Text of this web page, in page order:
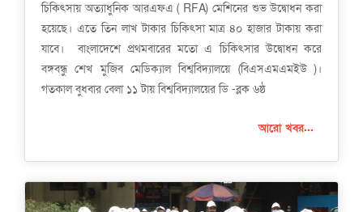
চিকিৎসায় অত্যাধুনিক আরএফএ ( RFA) মেশিনের শুভ উদ্বোধন করা
হয়েছে। এতে তিন লাখ টাকার চিকিৎসা মাত্র ৪০ হাজার টাকায় করা
যাবে। বাংলাদেশে প্রথমবারের মতো এ চিকিৎসার উদ্বোধন করে
বঙ্গবন্ধু শেখ মুজিব মেডিক্যাল বিশ্ববিদ্যালয়ে (বিএসএমএমইউ )।
গতকাল বুধবার বেলা ১১ টায় বিশ্ববিদ্যালয়ের ডি -ব্লক ৬ষ্ঠ
আরো খবর...